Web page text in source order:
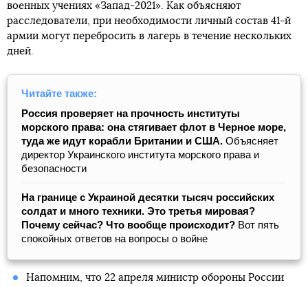
военных учениях «Запад-2021». Как объясняют
расследователи, при необходимости личный состав 41-й
армии могут перебросить в лагерь в течение нескольких
дней.
Читайте также:
Россия проверяет на прочность институты
морского права: она стягивает флот в Черное море,
туда же идут корабли Британии и США. Объясняет
директор Украинского института морского права и
безопасности
На границе с Украиной десятки тысяч российских
солдат и много техники. Это третья мировая?
Почему сейчас? Что вообще происходит? Вот пять
спокойных ответов на вопросы о войне
Напомним, что 22 апреля министр обороны России